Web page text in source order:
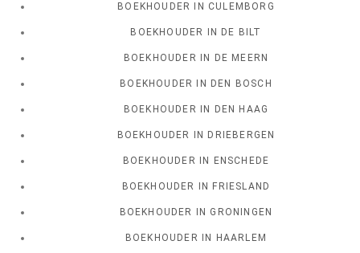
BOEKHOUDER IN CULEMBORG
BOEKHOUDER IN DE BILT
BOEKHOUDER IN DE MEERN
BOEKHOUDER IN DEN BOSCH
BOEKHOUDER IN DEN HAAG
BOEKHOUDER IN DRIEBERGEN
BOEKHOUDER IN ENSCHEDE
BOEKHOUDER IN FRIESLAND
BOEKHOUDER IN GRONINGEN
BOEKHOUDER IN HAARLEM